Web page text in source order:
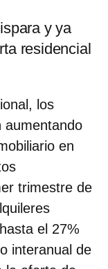
y ya
residencial
los
aumentando
en
trimestre de
el 27%
interanual de